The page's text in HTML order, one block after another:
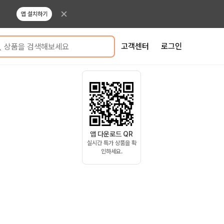
앱 설치하기
상품을 검색해보세요 고객센터 로그인
앱 다운로드 QR
실시간 특가 상품을 확
인하세요.